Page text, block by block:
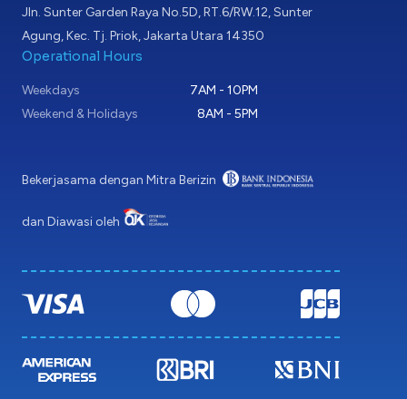
Jln. Sunter Garden Raya No.5D, RT.6/RW.12, Sunter
Agung, Kec. Tj. Priok, Jakarta Utara 14350
Operational Hours
Weekdays
7AM - 10PM
Weekend & Holidays
8AM - 5PM
Bekerjasama dengan Mitra Berizin
dan Diawasi oleh